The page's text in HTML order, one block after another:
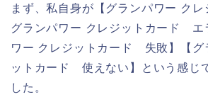
まず、私自身が【グランパワー クレ
グランパワー クレジットカード エ
ワー クレジットカード 失敗】【グ
ットカード 使えない】という感じ
した。